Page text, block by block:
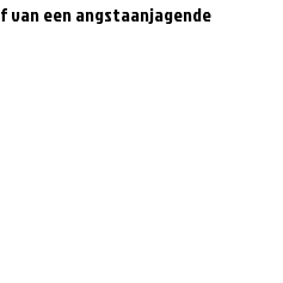
een angstaanjagende